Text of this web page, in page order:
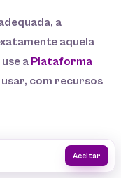
a
aquela
a Plataforma
com recursos
Aceitar